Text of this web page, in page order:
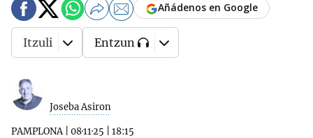
Joseba Asiron
PAMPLONA| 08·11·25 18:15
Añádenos en Google
Itzuli Entzun